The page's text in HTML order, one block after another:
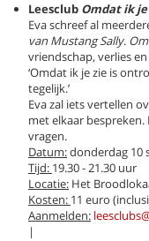
Leesclub Omdat ik
Eva schreef al
van Mustang Sally.
vriendschap, verlies
‘Omdat ik je zie is
tegelijk.’
Eva zal iets vertellen
met elkaar
vragen.
Datum:donderdag 10
Tijd: 19.30 - 21.30 uur
Locatie: Het
Kosten: 11 euro
Aanmelden:
|